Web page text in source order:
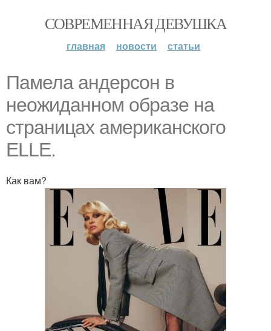
СОВРЕМЕННАЯ ДЕВУШКА
главная новости статьи
Памела андерсон в
неожиданном образе на
страницах американского
ELLЕ.
Как вам?